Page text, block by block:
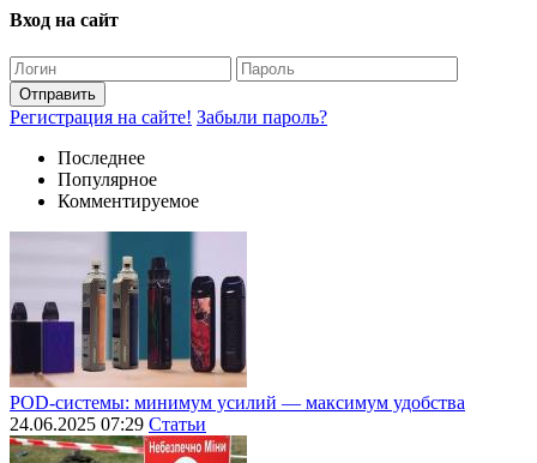
Вход на сайт
Отправить
Регистрация на сайте! Забыли пароль?
Последнее
Популярное
Комментируемое
POD-системы: минимум усилий — максимум удобства
24.06.2025 07:29 Статьи